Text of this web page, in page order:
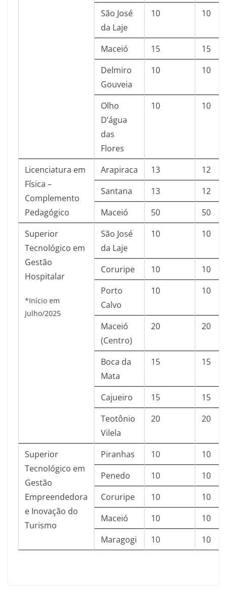
São José
da Laje
10 10
Maceió 15
15
Delmiro
Gouveia
10 10
Olho
D‘água
das
Flores
10 10
Licenciatura em
Física –
Complemento
Pedagógico
Arapiraca 13
12
Santana
13
12
Maceió
50
50
Superior
Tecnológico em
Gestão
Hospitalar
*Início em
Julho/2025
São José
da Laje
10 10
Coruripe 10
10
Porto
Calvo
10 10
Maceió
(Centro)
20 20
Boca da
Mata
15 15
Cajueiro 15
15
Teotônio
Vilela
20 20
Superior
Tecnológico em
Gestão
Empreendedora
e Inovação do
Turismo
Piranhas 10
10
Penedo
10
10
Coruripe
10
10
Maceió
10
10
Maragogi
10 10